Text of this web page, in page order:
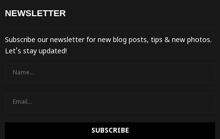
NEWSLETTER
Subscribe our newsletter for new blog posts, tips & new photos.
Let's stay updated!